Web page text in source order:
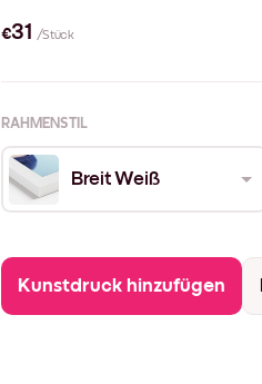
€31 /Stück
RAHMENSTIL
Breit Weiß
Kunstdruck hinzufügen